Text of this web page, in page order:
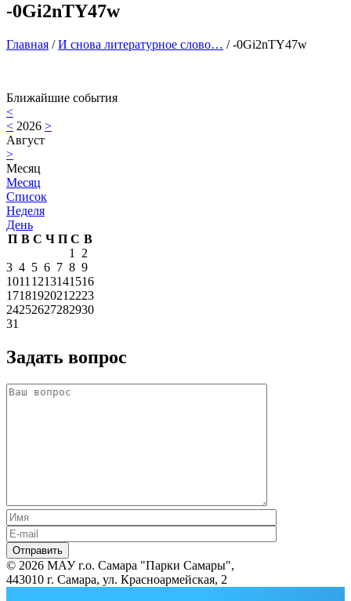
-0Gi2nTY47w
Главная / И снова литературное слово… /-0Gi2nTY47w
Ближайшие события
<
< 2026 >
Август
>
Месяц
Месяц
Список
Неделя
День
П В С Ч П С В
1
2
3 4 5 6 7 8 9
1011 1213141516
1718192021 2223
24252627282930
31
Задать вопрос
© 2026 МАУ г.о. Самара "Парки Самары",
443010 г. Самара, ул. Красноармейская, 2